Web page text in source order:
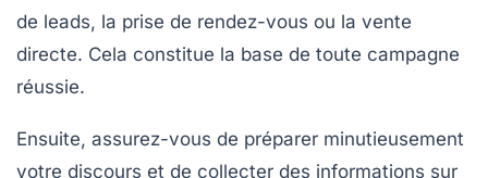
de leads, la prise de rendez-vous ou la vente
directe. Cela constitue la base de toute campagne
réussie.
Ensuite, assurez-vous de préparer minutieusement
votre discours et de collecter des informations sur